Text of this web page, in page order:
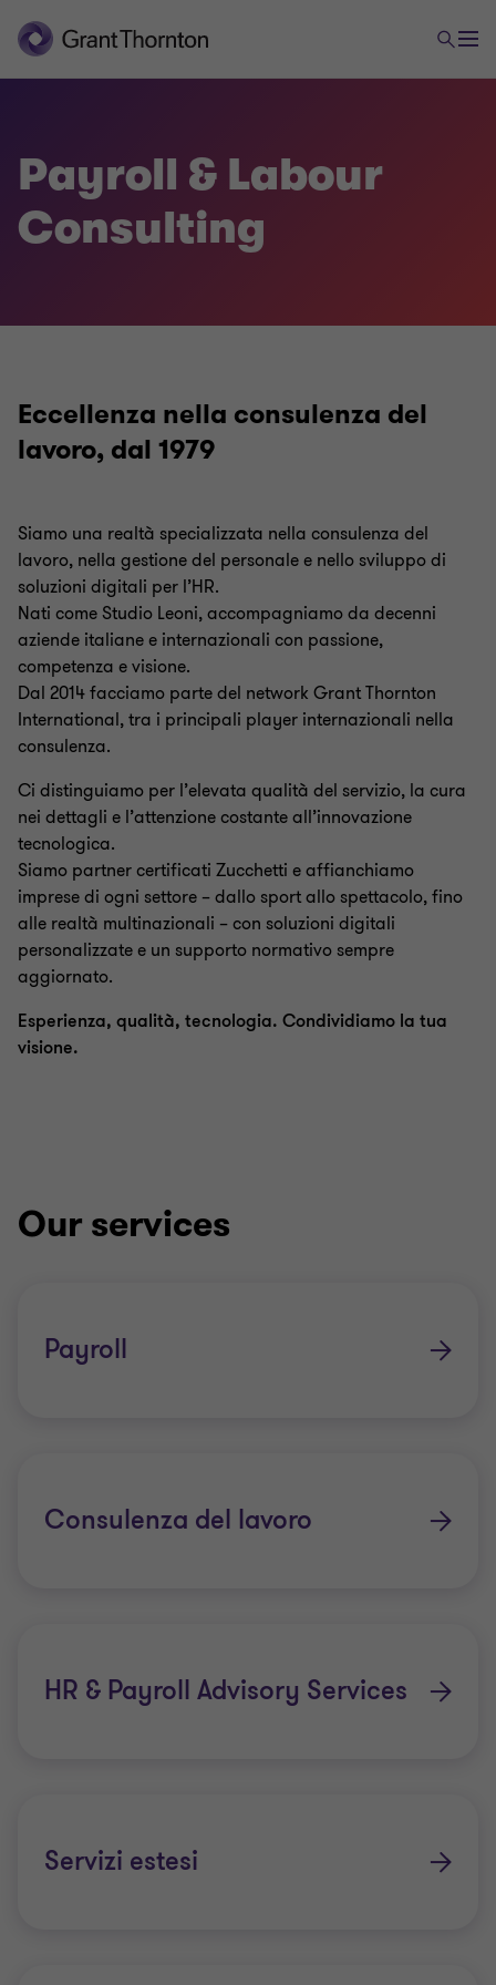
Payroll & Labour
Consulting
Eccellenza nella consulenza del
lavoro, dal 1979
Siamo una realtà specializzata nella consulenza del
lavoro, nella gestione del personale e nello sviluppo di
soluzioni digitali per l’HR.
Nati come Studio Leoni, accompagniamo da decenni
aziende italiane e internazionali con passione,
competenza e visione.
Dal 2014 facciamo parte del network Grant Thornton
International, tra i principali player internazionali nella
consulenza.
Ci distinguiamo per l’elevata qualità del servizio, la cura
nei dettagli e l’attenzione costante all’innovazione
tecnologica.
Siamo partner certificati Zucchetti e affianchiamo
imprese di ogni settore – dallo sport allo spettacolo, fino
alle realtà multinazionali – con soluzioni digitali
personalizzate e un supporto normativo sempre
aggiornato.
Esperienza, qualità, tecnologia. Condividiamo la tua
visione.
Our services
Payroll
Consulenza del lavoro
HR & Payroll Advisory Services
Servizi estesi